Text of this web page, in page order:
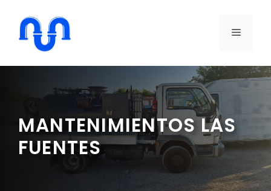
contenido
MENÚ
MANTENIMIENTOS LAS
FUENTES